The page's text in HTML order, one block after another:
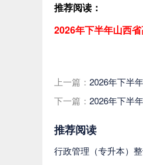
推荐阅读：
2026年下半年山西
上一篇： 2026年下半
下一篇： 2026年下半
推荐阅读
行政管理（专升本）